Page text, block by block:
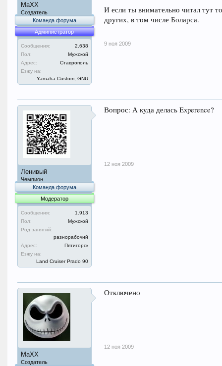
MaXX
Создатель
Команда форума
Администратор
Сообщения:
2.638
Пол:
Мужской
Адрес:
Ставрополь
Езжу на:
Yamaha Custom, GNU
И если ты внимательно читал тут
других, в том числе Боларса.
9 ноя 2009
Ленивый
Чемпион
Команда форума
Модератор
Сообщения:
1.913
Пол:
Мужской
Род занятий:
разнорабочий
Адрес:
Пятигорск
Езжу на:
Land Cruiser Prado 90
Вопрос: А куда делась Experence?
12 ноя 2009
MaXX
Создатель
Отключено
12 ноя 2009